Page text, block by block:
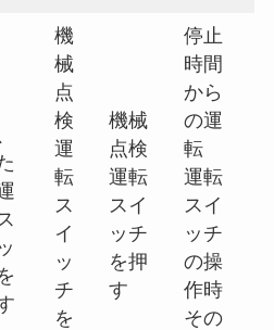
機
械
点
検
運
転
ス
イ
ッ
チ
を
機械
点検
運転
スイ
ッチ
を押
す
停止
時間
から
の運
転
運転
スイ
ッチ
の操
作時
その